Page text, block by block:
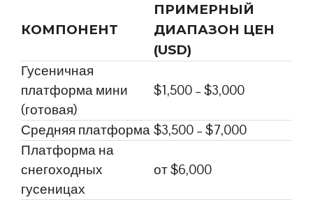
КОМПОНЕНТ
ПРИМЕРНЫЙ
ДИАПАЗОН ЦЕН
(USD)
Гусеничная
платформа мини
(готовая)
$1,500 – $3,000
Средняя платформа $3,500 – $7,000
Платформа на
снегоходных
гусеницах
от $6,000